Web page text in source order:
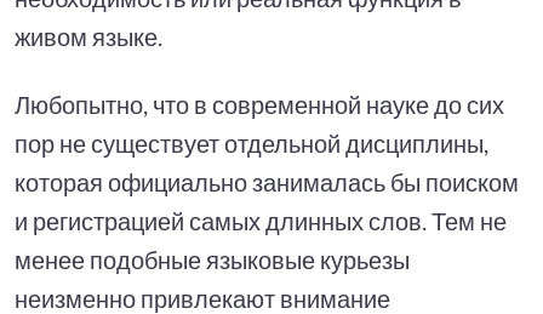
живом языке.
Любопытно, что в современной науке до сих
пор не существует отдельной дисциплины,
которая официально занималась бы поиском
и регистрацией самых длинных слов. Тем не
менее подобные языковые курьезы
неизменно привлекают внимание